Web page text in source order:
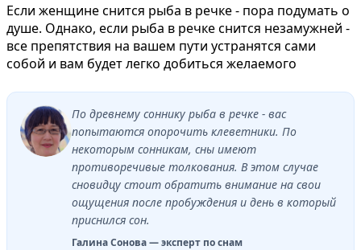
Если женщине снится рыба в речке - пора подумать о
душе. Однако, если рыба в речке снится незамужней -
все препятствия на вашем пути устранятся сами
собой и вам будет легко добиться желаемого
По древнему соннику рыба в речке - вас
попытаются опорочить клеветники. По
некоторым сонникам, сны имеют
противоречивые толкования. В этом случае
сновидцу стоит обратить внимание на свои
ощущения после пробуждения и день в который
приснился сон.
Галина Сонова — эксперт по снам